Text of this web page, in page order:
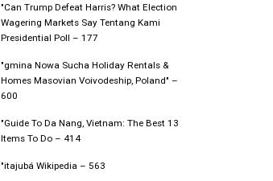
"Can Trump Defeat Harris? What Election
Wagering Markets Say Tentang Kami
Presidential Poll – 177
"gmina Nowa Sucha Holiday Rentals &
Homes Masovian Voivodeship, Poland" –
600
"Guide To Da Nang, Vietnam: The Best 13
Items To Do – 414
"itajubá Wikipedia – 563